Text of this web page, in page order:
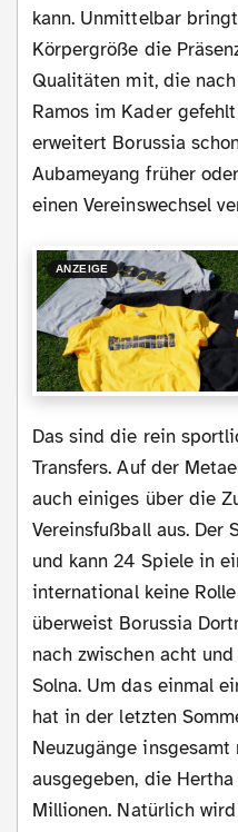
kann. Unmittelbar
Körpergröße die
Qualitäten mit, die
Ramos im Kader
erweitert Borussia
Aubameyang früher
einen Vereinswechsel
ANZEIGE
Das sind die rein sportlichen Gesichtspunkte des
Transfers. Auf der
auch einiges über die
Vereinsfußball aus. Der
und kann 24 Spiele in
international keine
überweist Borussia
nach zwischen acht
Solna. Um das einmal
hat in der letzten
Neuzugänge
ausgegeben, die
Millionen. Natürlich